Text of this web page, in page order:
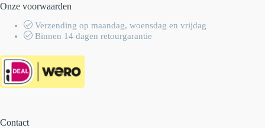
Onze voorwaarden
Verzending op maandag, woensdag en vrijdag
Binnen 14 dagen retourgarantie
Contact